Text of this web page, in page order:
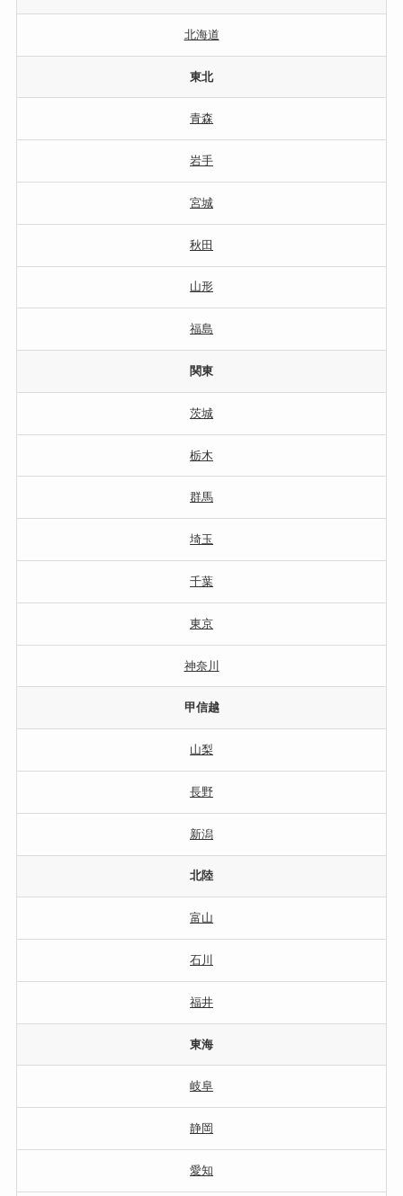
北海道
東北
青森
岩手
宮城
秋田
山形
福島
関東
茨城
栃木
群馬
埼玉
千葉
東京
神奈川
甲信越
山梨
長野
新潟
北陸
富山
石川
福井
東海
岐阜
静岡
愛知